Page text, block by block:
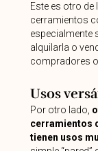
Este es otro
cerramientos
especialmente
alquilarla o
compradores
Usos
Por otro lado,
cerramientos
tienen usos